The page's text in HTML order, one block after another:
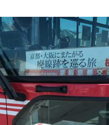
ジープ
テ
BYD
その他
車 レクサス ト
ホンダ
ス
三菱
ダ